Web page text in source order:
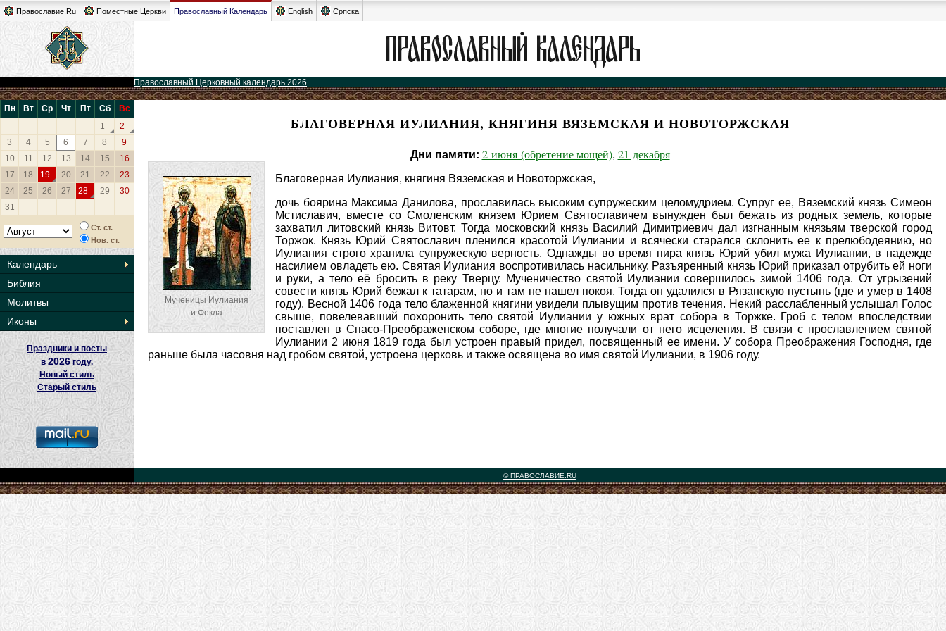
Православие.Ru Поместные Церкви Православный Календарь English Српска
Православный Церковный календарь 2026
Пн Вт Ср Чт Пт Сб
Вс
1
2
3
4 5 6 7 8
9
10
11 12 13 14 15
16
17
18 19 20 21 22
23
24
25 26 27 28 29
30
31
Ст. ст.
Нов. ст.
Календарь
Библия
Молитвы
Иконы
Праздники и посты
в 2026 году.
Новый стиль
Старый стиль
БЛАГОВЕРНАЯ ИУЛИАНИЯ, КНЯГИНЯ ВЯЗЕМСКАЯ И НОВОТОРЖСКАЯ
Дни памяти: 2 июня (обретение мощей), 21 декабря
Мученицы Иулиания
и Фекла
Благоверная Иулиания, княгиня Вяземская и Новоторжская,
дочь боярина Максима Данилова, прославилась высоким супружеским целомудрием. Супруг ее, Вяземский князь Симеон
Мстиславич, вместе со Смоленским князем Юрием Святославичем вынужден был бежать из родных земель, которые
захватил литовский князь Витовт. Тогда московский князь Василий Димитриевич дал изгнанным князьям тверской город
Торжок. Князь Юрий Святославич пленился красотой Иулиании и всячески старался склонить ее к прелюбодеянию, но
Иулиания строго хранила супружескую верность. Однажды во время пира князь Юрий убил мужа Иулиании, в надежде
насилием овладеть ею. Святая Иулиания воспротивилась насильнику. Разъяренный князь Юрий приказал отрубить ей ноги
и руки, а тело её бросить в реку Тверцу. Мученичество святой Иулиании совершилось зимой 1406 года. От угрызений
совести князь Юрий бежал к татарам, но и там не нашел покоя. Тогда он удалился в Рязанскую пустынь (где и умер в 1408
году). Весной 1406 года тело блаженной княгини увидели плывущим против течения. Некий расслабленный услышал Голос
свыше, повелевавший похоронить тело святой Иулиании у южных врат собора в Торжке. Гроб с телом впоследствии
поставлен в Спасо-Преображенском соборе, где многие получали от него исцеления. В связи с прославлением святой
Иулиании 2 июня 1819 года был устроен правый придел, посвященный ее имени. У собора Преображения Господня, где
раньше была часовня над гробом святой, устроена церковь и также освящена во имя святой Иулиании, в 1906 году.
© ПРАВОСЛАВИЕ.RU